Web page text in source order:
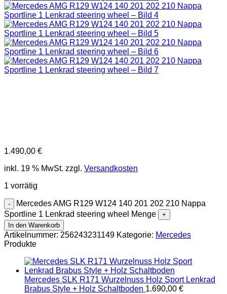
1.490,00 €
inkl. 19 % MwSt. zzgl. Versandkosten
1 vorrätig
Mercedes AMG R129 W124 140 201 202 210 Nappa
Sportline 1 Lenkrad steering wheel Menge
In den Warenkorb
Artikelnummer: 256243231149 Kategorie: Mercedes
Produkte
Mercedes SLK R171 Wurzelnuss Holz Sport Lenkrad
Brabus Style + Holz Schaltboden 1.690,00 €